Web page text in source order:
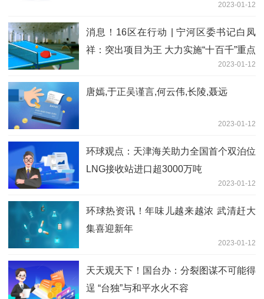
2023-01-12
消息！16区在行动 | 宁河区委书记白凤
祥：突出项目为王 大力实施“十百千”重点
2023-01-12
唐嫣,于正吴谨言,何云伟,长陵,聂远
2023-01-12
环球观点：天津海关助力全国首个双泊位
LNG接收站进口超3000万吨
2023-01-12
环球热资讯！年味儿越来越浓 武清赶大
集喜迎新年
2023-01-12
天天观天下！国台办：分裂图谋不可能得
逞 “台独”与和平水火不容